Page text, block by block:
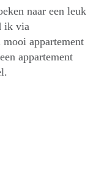
naar een leuk
ik via
appartement
appartement